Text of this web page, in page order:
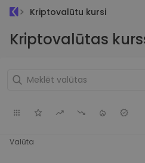
Kriptovalūtu kursi
Kriptovalūtas
Valūta